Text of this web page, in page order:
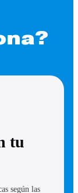
tu
según las